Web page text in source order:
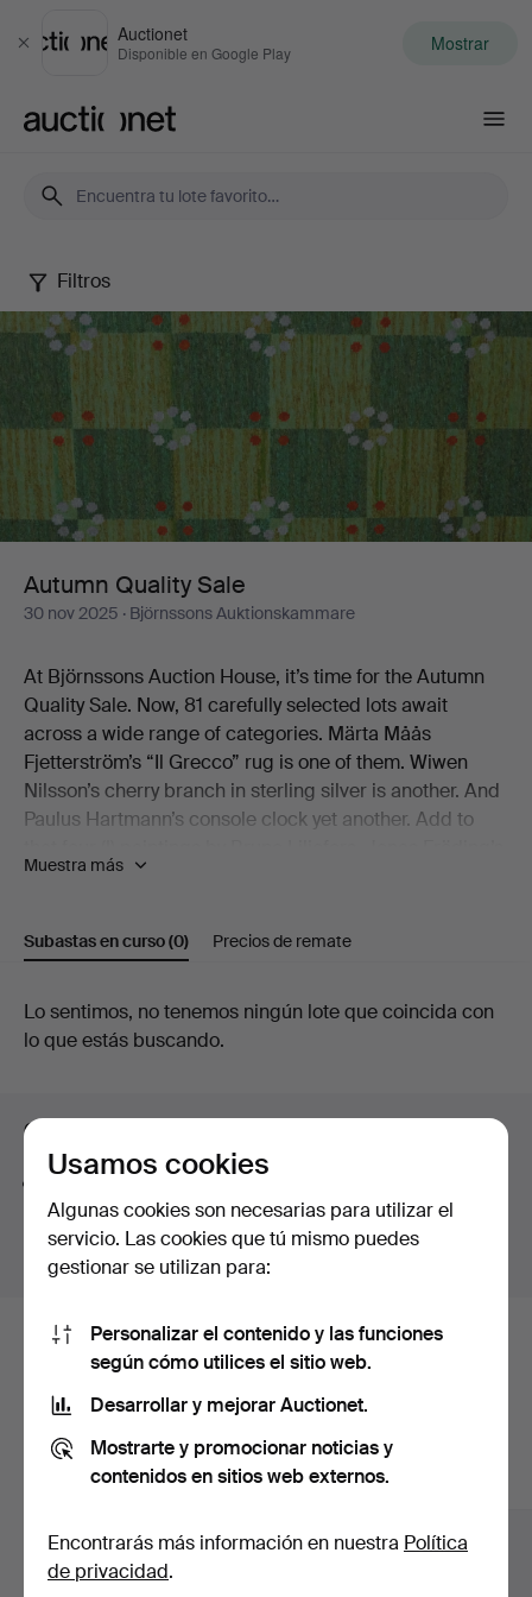
Cerrar
Auctionet
Disponible en Google Play Mostrar
Autumn
Quality
Sale
Filtros
Autumn Quality Sale
30 nov 2025 · Björnssons Auktionskammare
At Björnssons Auction House, it’s time for the Autumn
Quality Sale. Now, 81 carefully selected lots await
across a wide range of categories. Märta Måås
Fjetterström’s “Il Grecco” rug is one of them. Wiwen
Nilsson’s cherry branch in sterling silver is another. And
Paulus Hartmann’s console clock yet another. Add to
Playing Children, the jubilee bowl from Royal
Colombo’s graphic play from the early 1970s.
We warmly welcome you to Björnssons Auction House
to discover the rest for yourself!
Muestra más
Subastas en curso(0) Precios de remate
Subastas
Lo sentimos, no tenemos ningún lote que coincida con
lo que estás buscando.
Consejos para mejorar la búsqueda
La función de búsqueda también admite partes de
palabras. Por ejemplo si buscas brazte aparecerán
resultados parabrazalete
Estos son los lotes existentes
nuestro archivo que coinciden con
tu búsqueda.
Mostrar todos los lotes
Usamos cookies
Algunas cookies son necesarias para utilizar el
servicio. Las cookies que tú mismo puedes
gestionar se utilizan para:
Personalizar el contenido y las funciones
según cómo utilices el sitio web.
Desarrollar y mejorar Auctionet.
Mostrarte y promocionar noticias y
contenidos en sitios web externos.
Encontrarás más información en nuestra Política
de privacidad.